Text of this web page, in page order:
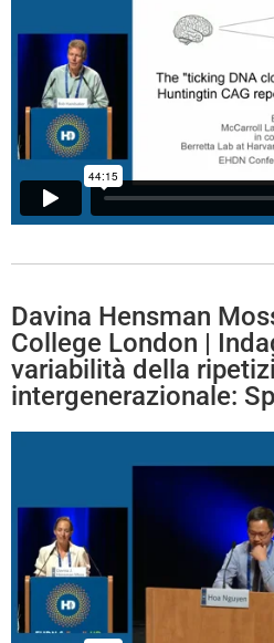
Davina Hensman
College London |
variabilità della
intergenerazionale: